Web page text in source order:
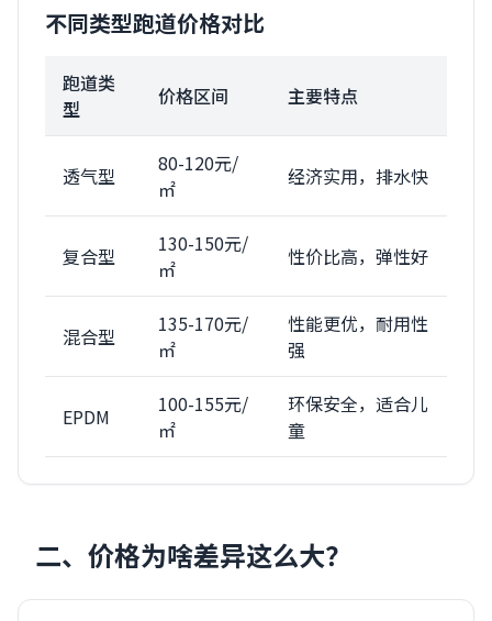
不同类型跑道价格对比
跑道类
型
价格区间 主要特点
透气型
80-120元/
㎡
经济实用，排水快
复合型
130-150元/
㎡
性价比高，弹性好
混合型
135-170元/
㎡
性能更优，耐用性
强
EPDM
100-155元/
㎡
环保安全，适合儿
童
二、价格为啥差异这么大？